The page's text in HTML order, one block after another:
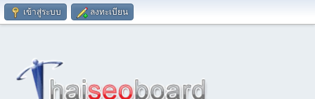
เข้าสู่ระบบ ลงทะเบียน